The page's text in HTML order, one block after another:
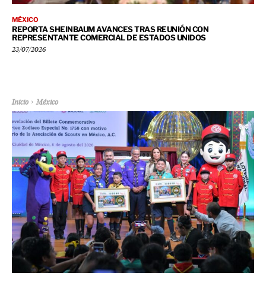
MÉXICO
REPORTA SHEINBAUM AVANCES TRAS REUNIÓN CON
REPRESENTANTE COMERCIAL DE ESTADOS UNIDOS
23/07/2026